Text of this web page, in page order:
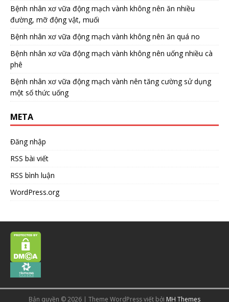
Bệnh nhân xơ vữa động mạch vành không nên ăn nhiều
đường, mỡ động vật, muối
Bệnh nhân xơ vữa động mạch vành không nên ăn quá no
Bệnh nhân xơ vữa động mạch vành không nên uống nhiều cà
phê
Bệnh nhân xơ vữa động mạch vành nên tăng cường sử dụng
một số thức uống
META
Đăng nhập
RSS bài viết
RSS bình luận
WordPress.org
Bản quyền © 2026 | Theme WordPress viết bởi MH Themes